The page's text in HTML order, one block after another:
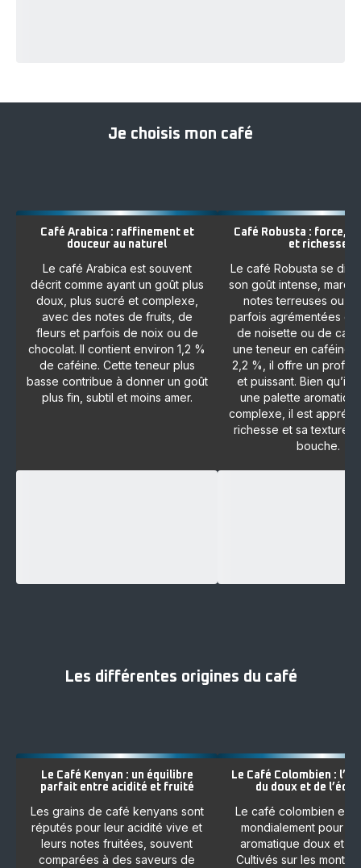
Je choisis mon café
Café Arabica : raffinement et
douceur au naturel
Le café Arabica est souvent
décrit comme ayant un goût plus
doux, plus sucré et complexe,
avec des notes de fruits, de
fleurs et parfois de noix ou de
chocolat. Il contient environ 1,2 %
de caféine. Cette teneur plus
basse contribue à donner un goût
plus fin, subtil et moins amer.
Café Robusta : force,
et richesse
Le café Robusta se
son goût intense,
notes terreuses ou
parfois agrémentées de
de noisette ou de
une teneur en caféine
2,2 %, il offre un profil
et puissant. Bien qu’il
une palette
complexe, il est
richesse et sa texture
bouche.
Les différentes origines du café
Le Café Kenyan : un équilibre
parfait entre acidité et fruité
Les grains de café kenyans sont
réputés pour leur acidité vive et
leurs notes fruitées, souvent
comparées à des saveurs de
Le Café Colombien :
du doux et de
Le café colombien est
mondialement pour
aromatique doux et
Cultivés sur les